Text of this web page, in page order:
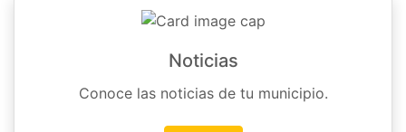
Noticias
Conoce las noticias de tu municipio.